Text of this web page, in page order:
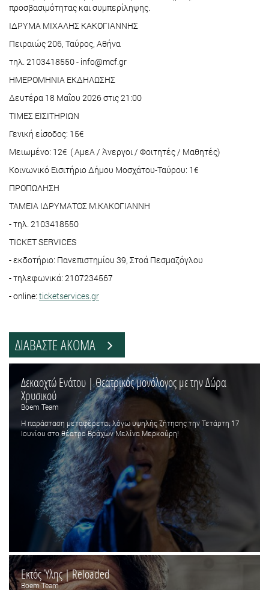
προσβασιμότητας και συμπερίληψης.
ΙΔΡΥΜΑ ΜΙΧΑΛΗΣ ΚΑΚΟΓΙΑΝΝΗΣ
Πειραιώς 206, Ταύρος, Αθήνα
τηλ. 2103418550 - info@mcf.gr
ΗΜΕΡΟΜΗΝΙΑ ΕΚΔΗΛΩΣΗΣ
Δευτέρα 18 Μαΐου 2026 στις 21:00
ΤΙΜΕΣ ΕΙΣΙΤΗΡΙΩΝ
Γενική είσοδος: 15€
Μειωμένο: 12€ ( ΑμεΑ / Άνεργοι / Φοιτητές / Μαθητές)
Κοινωνικό Εισιτήριο Δήμου Μοσχάτου-Ταύρου: 1€
ΠΡΟΠΩΛΗΣΗ
ΤΑΜΕΙΑ ΙΔΡΥΜΑΤΟΣ Μ.ΚΑΚΟΓΙΑΝΝΗ
- τηλ. 2103418550
TICKET SERVICES
- εκδοτήριο: Πανεπιστημίου 39, Στοά Πεσμαζόγλου
- τηλεφωνικά: 2107234567
- online: ticketservices.gr
ΔΙΑΒΑΣΤΕ ΑΚΟΜΑ
Δεκαοχτώ Ενάτου | Θεατρικός μονόλογος με την Δώρα
Χρυσικού
Boem Team
Η παράσταση μεταφέρεται λόγω υψηλής ζήτησης την Τετάρτη 17
Ιουνίου στο θέατρο Βράχων Μελίνα Μερκούρη!
Εκτός Ύλης | Reloaded
Boem Team